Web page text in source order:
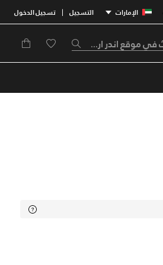
الإمارات التسجيل | تسجيل الدخول